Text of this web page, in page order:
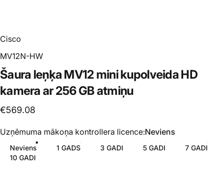
Cisco
MV12N-HW
Šaura leņķaMV12 minikupolveidaHD
kameraar256GBatmiņu
€569.08
Uzņēmuma mākoņa kontrollera licence
Uzņēmuma mākoņa kontrollera licence:Neviens
Neviens 1 GADS 3 GADI 5 GADI
7 GADI
10 GADI